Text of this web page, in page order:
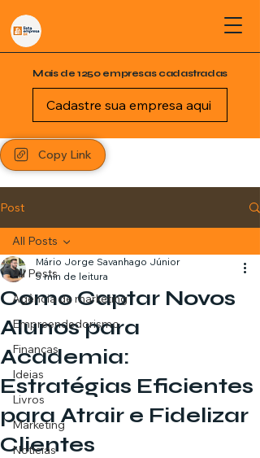
Mais de 1250 empresas cadastradas
Cadastre sua empresa aqui
Copy Link
Post
All Posts
Agência de marketing
Empreendedorismo
Finanças
Ideias
Livros
Marketing
Notícias
All Posts
Como Captar Novos
Alunos para
Academia:
Estratégias Eficientes
para Atrair e Fidelizar
Clientes
Mário Jorge Savanhago Júnior
5 min de leitura